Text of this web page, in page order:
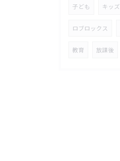
子ども キッズ
ロブロックス
教育 放課後